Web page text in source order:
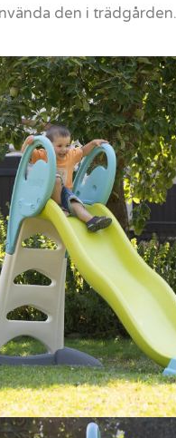
den i trädgården.